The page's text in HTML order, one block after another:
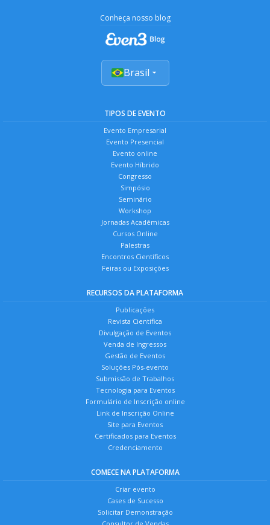
Conheça nosso blog
Brasil
TIPOS DE EVENTO
Evento Empresarial
Evento Presencial
Evento online
Evento Híbrido
Congresso
Simpósio
Seminário
Workshop
Jornadas Acadêmicas
Cursos Online
Palestras
Encontros Científicos
Feiras ou Exposições
RECURSOS DA PLATAFORMA
Publicações
Revista Científica
Divulgação de Eventos
Venda de Ingressos
Gestão de Eventos
Soluções Pós-evento
Submissão de Trabalhos
Tecnologia para Eventos
Formulário de Inscrição online
Link de Inscrição Online
Site para Eventos
Certificados para Eventos
Credenciamento
COMECE NA PLATAFORMA
Criar evento
Cases de Sucesso
Solicitar Demonstração